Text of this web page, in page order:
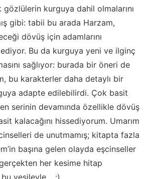
kurguya dahil olmalarını
gibi: tabii bu arada Harzam,
dövüş için adamlarını
Bu da kurguya yeni ve ilginç
sağlıyor: burada bir öneri de
bu karakterler daha detaylı bir
adapte edilebilirdi. Çok basit
serinin devamında özellikle dövüş
kalacağını hissediyorum. Umarım
de unutmamış; kitapta fazla
başına gelen olayda eşcinseller
her kesime hitap
vesileyle… :)